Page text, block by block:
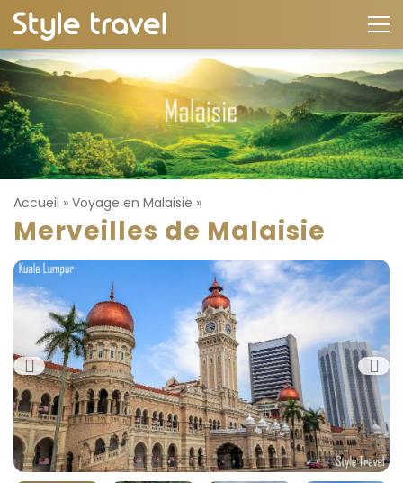
Accueil » Voyage en Malaisie »
Merveilles de Malaisie